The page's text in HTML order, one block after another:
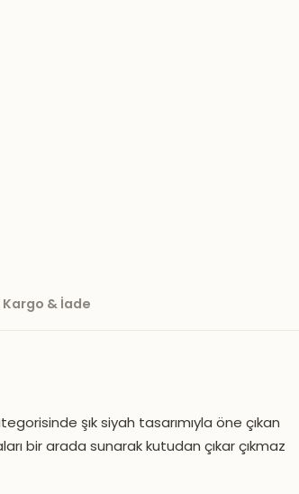
Kargo & İade
şık siyah tasarımıyla öne çıkan
bir arada sunarak kutudan çıkar çıkmaz